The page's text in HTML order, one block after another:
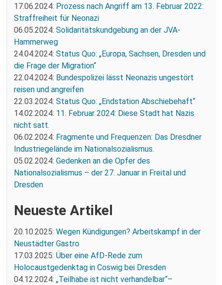
17.06.2024: Prozess nach Angriff am 13. Februar 2022:
Straffreiheit für Neonazi
06.05.2024: Solidaritätskundgebung an der JVA-
Hammerweg
24.04.2024: Status Quo: „Europa, Sachsen, Dresden und
die Frage der Migration“
22.04.2024: Bundespolizei lässt Neonazis ungestört
reisen und angreifen
22.03.2024: Status Quo: „Endstation Abschiebehaft“
14.02.2024: 11. Februar 2024: Diese Stadt hat Nazis
nicht satt.
06.02.2024: Fragmente und Frequenzen: Das Dresdner
Industriegelände im Nationalsozialismus.
05.02.2024: Gedenken an die Opfer des
Nationalsozialismus – der 27. Januar in Freital und
Dresden
Neueste Artikel
20.10.2025: Wegen Kündigungen? Arbeitskampf in der
Neustädter Gastro
17.03.2025: Über eine AfD-Rede zum
Holocaustgedenktag in Coswig bei Dresden
04.12.2024: „Teilhabe ist nicht verhandelbar“–